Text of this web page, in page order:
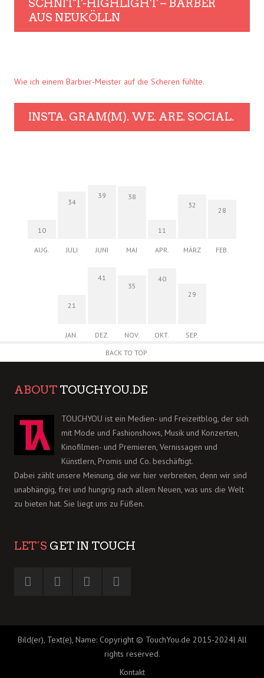
SCHNITT-HIGHLIGHT – BARBER
AUS NEUKÖLLN
Wie ich einem Barbier-Meister auf die Scheren fühlte.
INSTA. GRAM(M). WE. ARE. SOCIAL.
10
AUG.
34
JULI
39
JUNI
38
MAI
11
APR.
32
MÄRZ
28
FEB.
21
JAN.
41
DEZ.
35
NOV.
40
OKT.
29
SEP.
BACK TO TOP
ABOUT TOUCHYOU.DE
TOUCHYOU ist ein Medien- und Freizeitblog, der sich
mit Mode und Fashionshows, Musik und Konzerten,
Kinofilmen- und Premieren, Vernissagen und
Künstlern, Promis und Co. beschäftigt.
Dabei zählt unsere Meinung, die wir hier verbreiten, denn wir sind
unabhängig, frei und hungrig nach allem Neuen, was uns die Welt
zu bieten hat. Sie liegt uns zu Füßen.
LET´S GET IN TOUCH
Bild(er), Text(e), Name: Copyright © TouchYou.de 2015-2024| All
rights reserved.
Kontakt